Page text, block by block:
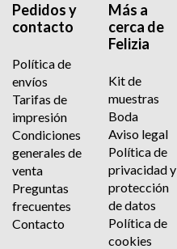
Pedidos y
contacto
Política de
envíos
Tarifas de
impresión
Condiciones
generales de
venta
Preguntas
frecuentes
Contacto
Más a
cerca de
Felizia
Kit de
muestras
Boda
Aviso legal
Política de
privacidad y
protección
de datos
Política de
cookies